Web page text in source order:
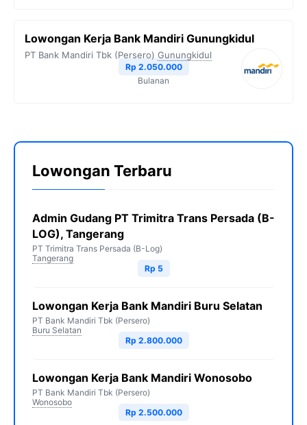
Lowongan Kerja Bank Mandiri Gunungkidul
PT Bank Mandiri Tbk (Persero) Gunungkidul
Rp 2.050.000
Bulanan
Lowongan Terbaru
Admin Gudang PT Trimitra Trans Persada (B-
LOG), Tangerang
PT Trimitra Trans Persada (B-Log)
Tangerang
Rp 5
Lowongan Kerja Bank Mandiri Buru Selatan
PT Bank Mandiri Tbk (Persero)
Buru Selatan
Rp 2.800.000
Lowongan Kerja Bank Mandiri Wonosobo
PT Bank Mandiri Tbk (Persero)
Wonosobo
Rp 2.500.000